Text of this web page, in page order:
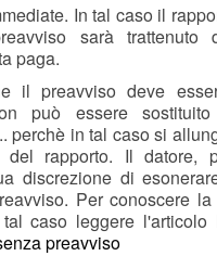
In tal caso il
sarà trattenuto
paga.
il preavviso deve
può essere
perchè in tal caso si
del rapporto. Il datore,
discrezione di
Per conoscere la
caso leggere l'articolo
preavviso